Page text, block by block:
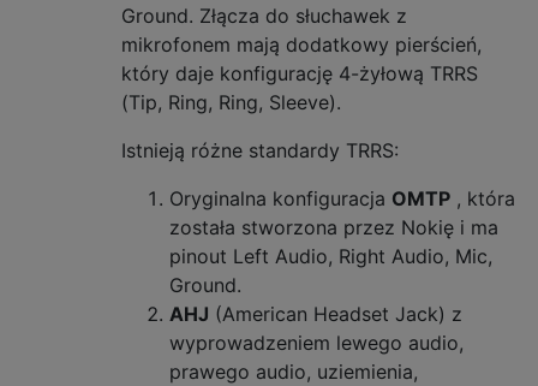
Ground. Złącza do słuchawek z
mikrofonem mają dodatkowy pierścień,
który daje konfigurację 4-żyłową TRRS
(Tip, Ring, Ring, Sleeve).
Istnieją różne standardy TRRS:
Oryginalna konfiguracja OMTP , która
została stworzona przez Nokię i ma
pinout Left Audio, Right Audio, Mic,
Ground.
AHJ (American Headset Jack) z
wyprowadzeniem lewego audio,
prawego audio, uziemienia,